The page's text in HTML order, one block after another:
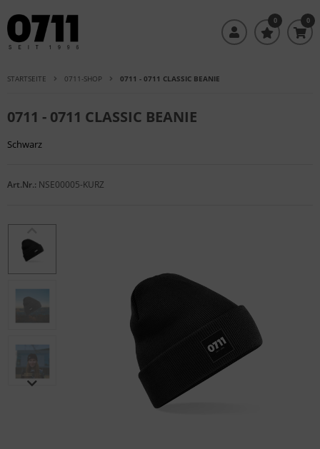
0 0
STARTSEITE 0711-SHOP 0711 - 0711 CLASSIC BEANIE
0711 - 0711 CLASSIC BEANIE
Schwarz
Art.Nr.: NSE00005-KURZ